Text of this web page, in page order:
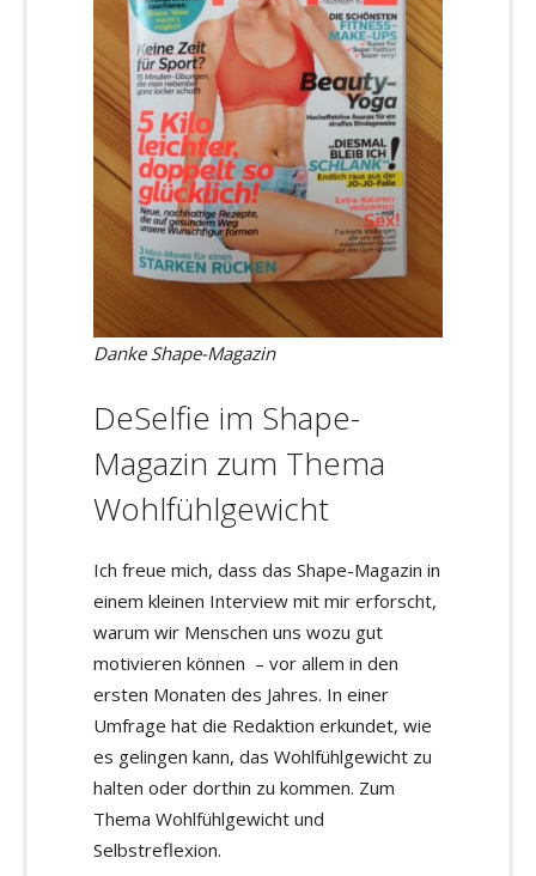
Danke Shape-Magazin
DeSelfie im Shape-
Magazin zum Thema
Wohlfühlgewicht
Ich freue mich, dass das Shape-Magazin in
einem kleinen Interview mit mir erforscht,
warum wir Menschen uns wozu gut
motivieren können – vor allem in den
ersten Monaten des Jahres. In einer
Umfrage hat die Redaktion erkundet, wie
es gelingen kann, das Wohlfühlgewicht zu
halten oder dorthin zu kommen. Zum
Thema Wohlfühlgewicht und
Selbstreflexion.